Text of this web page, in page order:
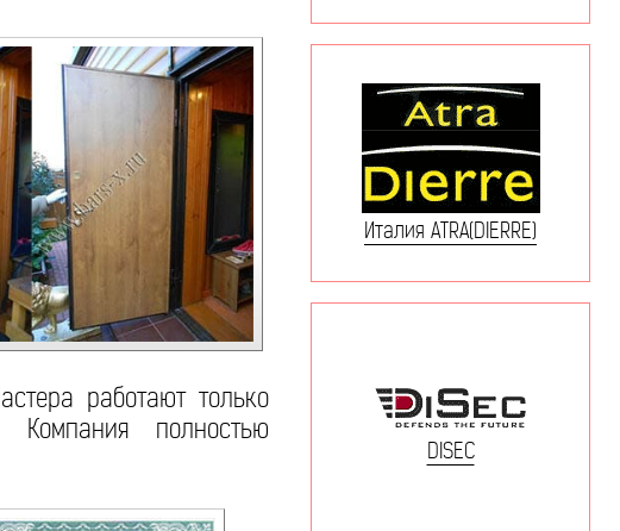
работают только
Компания полностью
Италия ATRA(DIERRE)
DISEC